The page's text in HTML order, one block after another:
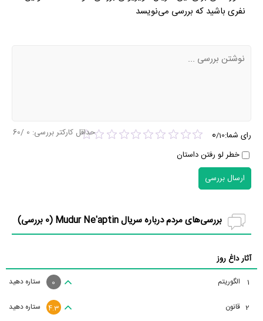
نفری باشید که بررسی می‌نویسد
رای شما: 0/10
خطر لو رفتن داستان
حداقل کارکتر بررسی: 0
/60
ارسال بررسی
بررسی‌های مردم درباره سریال Mudur Ne'aptin ( 0 بررسی)
آثار داغ روز
1 الگوریتم ستاره دهید 0
2 قانون ستاره دهید 4.3